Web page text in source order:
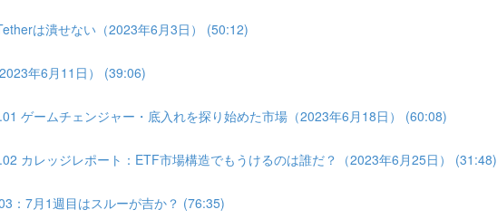
は潰せない（2023年6月3日） (50:12)
年6月11日） (39:06)
ゲームチェンジャー・底入れを探り始めた市場（2023年6月18日） (60:08)
カレッジレポート：ETF市場構造でもうけるのは誰だ？（2023年6月25日） (31:48)
：7月1週目はスルーが吉か？ (76:35)